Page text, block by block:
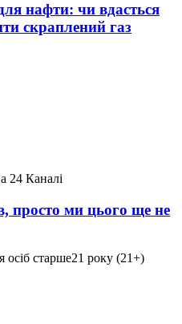
нафти: чи вдасться
скраплений газ
24 Каналі
просто ми цього ще не
осіб старше21 року (21+)